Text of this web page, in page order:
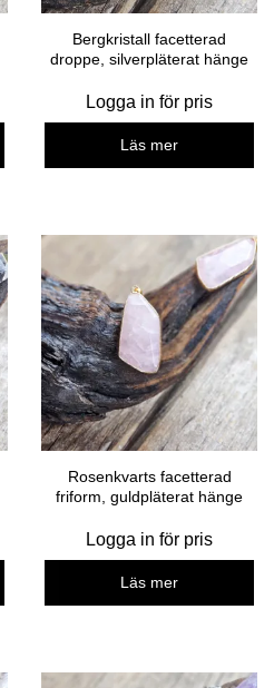
Bergkristall facetterad
droppe, silverpläterat hänge
Logga in för pris
Läs mer
Rosenkvarts facetterad
friform, guldpläterat hänge
Logga in för pris
Läs mer